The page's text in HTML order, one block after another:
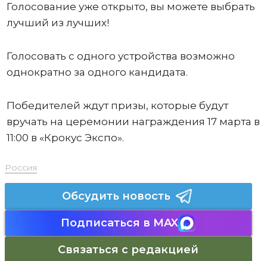
Голосование уже открыто, вы можете выбрать
лучший из лучших!
Голосовать с одного устройства возможно
однократно за одного кандидата.
Победителей ждут призы, которые будут
вручать на церемонии награждения 17 марта в
11:00 в «Крокус Экспо».
Россия
Обсудить новость
Подписаться в MAX
Связаться с редакцией